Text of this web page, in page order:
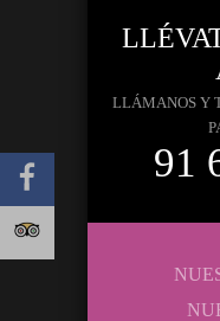
LLÁMANOS Y
91